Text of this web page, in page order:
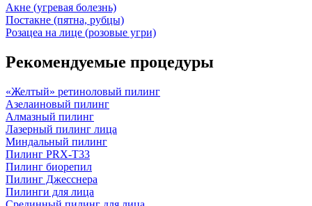
Акне (угревая болезнь)
Постакне (пятна, рубцы)
Розацеа на лице (розовые угри)
Рекомендуемые процедуры
«Желтый» ретиноловый пилинг
Азелаиновый пилинг
Алмазный пилинг
Лазерный пилинг лица
Миндальный пилинг
Пилинг PRX-T33
Пилинг биорепил
Пилинг Джесснера
Пилинги для лица